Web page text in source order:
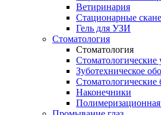
Ветиринария
Стационарные
Гель для УЗИ
Стоматология
Стоматология
Стоматологические
Зуботехническое
Стоматологические
Наконечники